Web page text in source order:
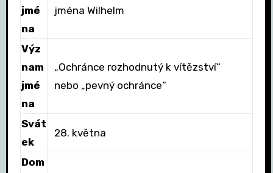
jmé
na
jména Wilhelm
Výz
nam
jmé
na
„Ochránce rozhodnutý k vítězství“
nebo „pevný ochránce“
Svát
ek
28. května
Dom